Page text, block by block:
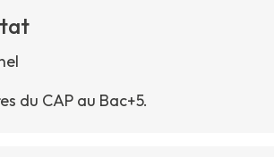
du CAP au Bac+5.